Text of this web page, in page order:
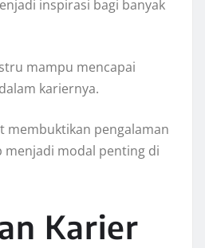
inspirasi bagi banyak
mampu mencapai
kariernya.
membuktikan pengalaman
menjadi modal penting di
Karier